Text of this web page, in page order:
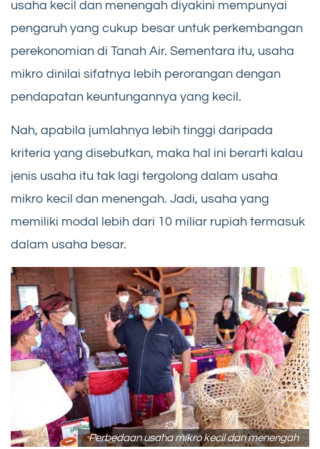
usaha kecil dan menengah diyakini mempunyai
pengaruh yang cukup besar untuk perkembangan
perekonomian di Tanah Air. Sementara itu, usaha
mikro dinilai sifatnya lebih perorangan dengan
pendapatan keuntungannya yang kecil.
Nah, apabila jumlahnya lebih tinggi daripada
kriteria yang disebutkan, maka hal ini berarti kalau
jenis usaha itu tak lagi tergolong dalam usaha
mikro kecil dan menengah. Jadi, usaha yang
memiliki modal lebih dari 10 miliar rupiah termasuk
dalam usaha besar.
Perbedaan usaha mikro kecil dan menengah